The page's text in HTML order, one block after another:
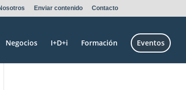
Enviar contenido Contacto
Negocios I+D+i Formación Eventos